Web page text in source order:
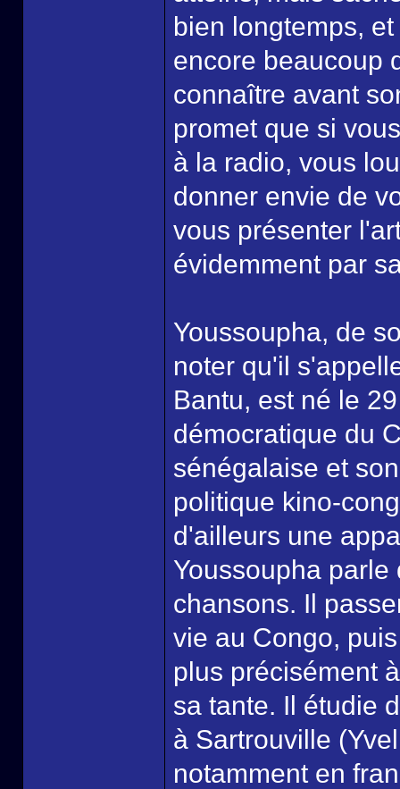
bien longtemps,
encore beaucoup
connaître avant
promet que si
à la radio, vous
donner envie de
vous présenter
évidemment par
Youssoupha, de
noter qu'il
Bantu, est né le
démocratique du
sénégalaise et
politique kino-
d'ailleurs une
Youssoupha
chansons. Il
vie au Congo,
plus précisément
sa tante. Il étudie
à Sartrouville
notamment en